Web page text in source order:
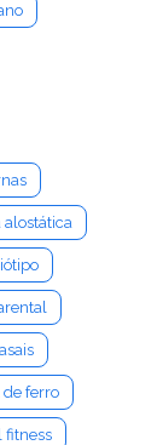
alostática
de ferro
fitness